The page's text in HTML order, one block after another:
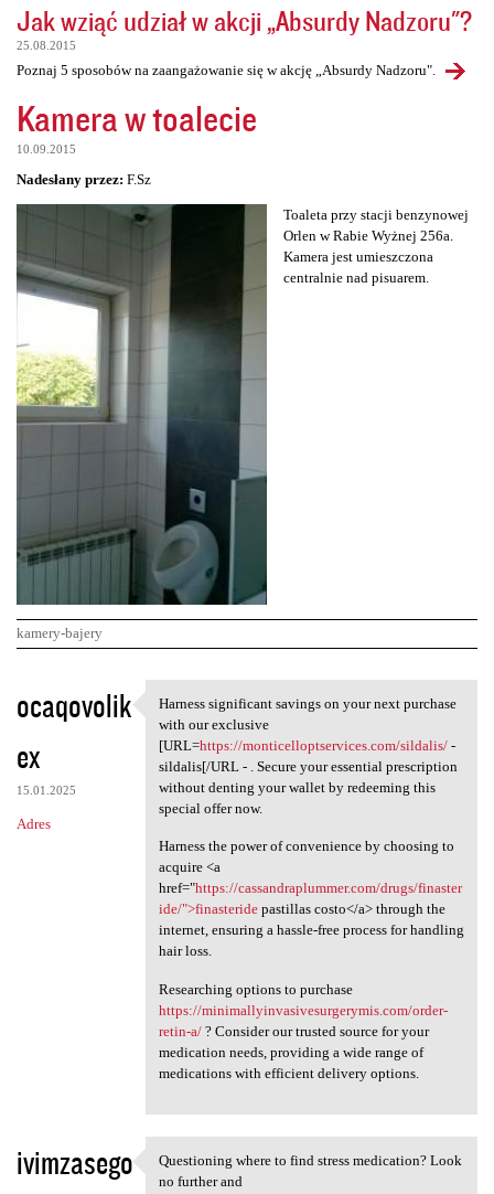
Jak wziąć udział w akcji „Absurdy Nadzoru"?
25.08.2015
Poznaj 5 sposobów na zaangażowanie się w akcję „Absurdy Nadzoru".
Kamera w toalecie
10.09.2015
Nadesłany przez: F.Sz
Toaleta przy stacji benzynowej
Orlen w Rabie Wyżnej 256a.
Kamera jest umieszczona
centralnie nad pisuarem.
kamery-bajery
K
o
m
e
n
ocaqovolik
ex
15.01.2025
Adres
Harness significant savings
Harness significant savings on your next purchase
with our exclusive
[URL=https://monticelloptservices.com/sildalis/-
sildalis[/URL - . Secure your essential prescription
without denting your wallet by redeeming this
special offer now.
Harness the power of convenience by choosing to
acquire <a
href="https://cassandraplummer.com/drugs/finaster
ide/">finasteridepastillas costo</a> through the
internet, ensuring a hassle-free process for handling
hair loss.
Researching options to purchase
https://minimallyinvasivesurgerymis.com/order-
retin-a/? Consider our trusted source for your
medication needs, providing a wide range of
medications with efficient delivery options.
ivimzasego Questioning where to find
Questioning where to find stress medication? Look
no further and